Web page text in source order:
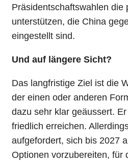
Präsidentschaftswahlen die
unterstützen, die China
eingestellt sind.
Und auf längere Sicht?
Das langfristige Ziel ist die
der einen oder anderen
dazu sehr klar geäussert.
friedlich erreichen.
aufgefordert, sich bis 2027
Optionen vorzubereiten, für